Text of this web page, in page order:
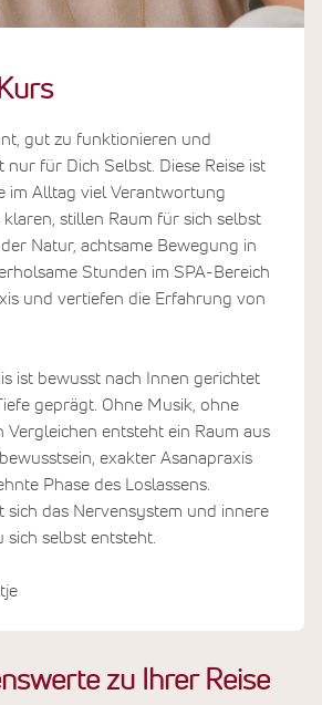
zu Ihrer Reise
gut zu funktionieren und
nur für Dich Selbst. Diese Reise ist
im Alltag viel Verantwortung
stillen Raum für sich selbst
Natur, achtsame Bewegung in
Stunden im SPA-Bereich
und vertiefen die Erfahrung von
ist bewusst nach Innen gerichtet
geprägt. Ohne Musik, ohne
Vergleichen entsteht ein Raum aus
exakter Asanapraxis
Phase des Loslassens.
sich das Nervensystem und innere
sich selbst entsteht.